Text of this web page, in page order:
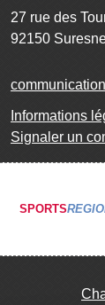
27 rue des
92150
Informations
Signaler un
SPORTS